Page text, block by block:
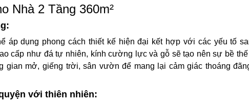
Nhà 2 Tầng 360m²
áp dụng phong cách thiết kế hiện đại kết hợp với các yếu tố
cấp như đá tự nhiên, kính cường lực và gỗ sẽ tạo nên sự bề
gian mở, giếng trời, sân vườn để mang lại cảm giác thoáng
với thiên nhiên: